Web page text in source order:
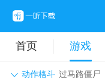
首页 游戏
动作格斗 过马路僵尸